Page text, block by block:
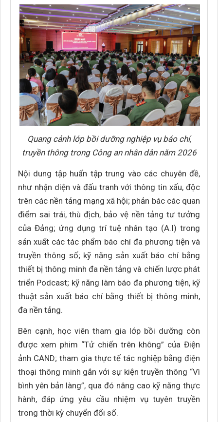
Quang cảnh lớp bồi dưỡng nghiệp vụ báo chí,
truyền thông trong Công an nhân dân năm 2026
Nội dung tập huấn tập trung vào các chuyên đề,
như nhận diện và đấu tranh với thông tin xấu, độc
trên các nền tảng mạng xã hội; phản bác các quan
điểm sai trái, thù địch, bảo vệ nền tảng tư tưởng
của Đảng; ứng dụng trí tuệ nhân tạo (A.I) trong
sản xuất các tác phẩm báo chí đa phương tiện và
truyền thông số; kỹ năng sản xuất báo chí bằng
thiết bị thông minh đa nền tảng và chiến lược phát
triển Podcast; kỹ năng làm báo đa phương tiện, kỹ
thuật sản xuất báo chí bằng thiết bị thông minh,
đa nền tảng.
Bên cạnh, học viên tham gia lớp bồi dưỡng còn
được xem phim “Tử chiến trên không” của Điện
ảnh CAND; tham gia thực tế tác nghiệp bằng điện
thoại thông minh gắn với sự kiện truyền thông “Vì
bình yên bản làng”, qua đó nâng cao kỹ năng thực
hành, đáp ứng yêu cầu nhiệm vụ tuyên truyền
trong thời kỳ chuyển đổi số.